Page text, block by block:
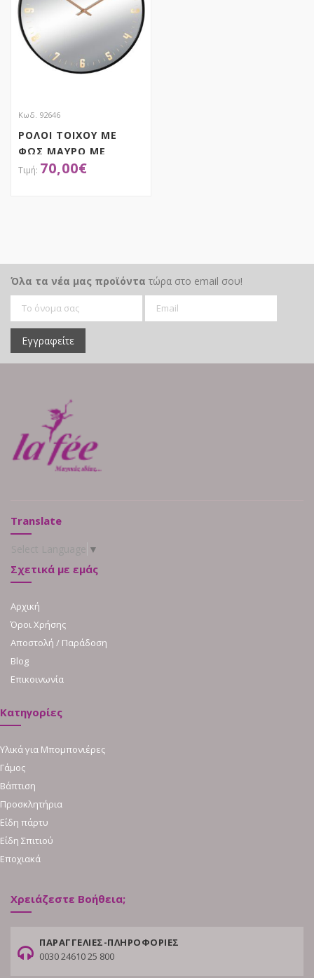
Κωδ. 92646
ΡΟΛΟΙ ΤΟΙΧΟΥ ΜΕ
ΦΩΣ ΜΑΥΡΟ ΜΕ
ΑΣΥΡΜΑΤΗ ΣΥΝΔΕΣΗ 3
70,00€
Όλα τα νέα μας προϊόντα τώρα στο email σου!
Εγγραφείτε
Translate
▼
Σχετικά με εμάς
Αρχική
Όροι Χρήσης
Αποστολή / Παράδοση
Blog
Επικοινωνία
Κατηγορίες
Υλικά για Μπομπονιέρες
Γάμος
Βάπτιση
Προσκλητήρια
Είδη πάρτυ
Είδη Σπιτιού
Εποχιακά
Χρειάζεστε Βοήθεια;
ΠΑΡΑΓΓΕΛΙΕΣ-ΠΛΗΡΟΦΟΡΙΕΣ
0030 24610 25 800